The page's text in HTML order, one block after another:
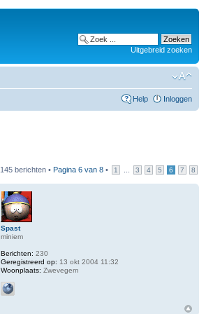
Uitgebreid zoeken
Help Inloggen
145 berichten • Pagina 6 van 8 • 1 3 4 5 6 7 8
Spast
miniem
Berichten: 230
Geregistreerd op: 13 okt 2004 11:32
Woonplaats: Zwevegem